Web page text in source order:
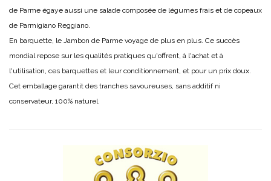
de Parme égaye aussi une salade composée de légumes frais et de copeaux
de Parmigiano Reggiano.
En barquette, le Jambon de Parme voyage de plus en plus. Ce succès
mondial repose sur les qualités pratiques qu'offrent, à l'achat et à
l'utilisation, ces barquettes et leur conditionnement, et pour un prix doux.
Cet emballage garantit des tranches savoureuses, sans additif ni
conservateur, 100% naturel.